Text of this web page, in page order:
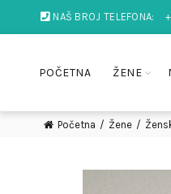
NAŠ BROJ TELEFONA:
POČETNA ŽENE
Početna Žene